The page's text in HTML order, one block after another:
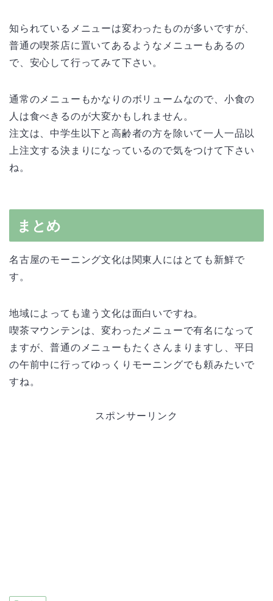
知られているメニューは変わったものが多いですが、
普通の喫茶店に置いてあるようなメニューもあるの
で、安心して行ってみて下さい。
通常のメニューもかなりのボリュームなので、小食の
人は食べきるのが大変かもしれません。
注文は、中学生以下と高齢者の方を除いて一人一品以
上注文する決まりになっているので気をつけて下さい
ね。
まとめ
名古屋のモーニング文化は関東人にはとても新鮮で
す。
地域によっても違う文化は面白いですね。
喫茶マウンテンは、変わったメニューで有名になって
ますが、普通のメニューもたくさんまりますし、平日
の午前中に行ってゆっくりモーニングでも頼みたいで
すね。
スポンサーリンク